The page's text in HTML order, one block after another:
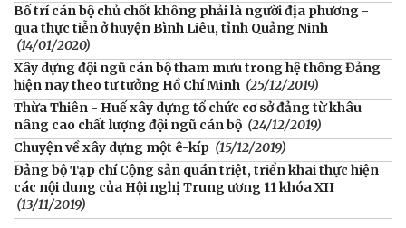
Bố trí cán bộ chủ chốt không phải là người địa phương -
qua thực tiễn ở huyện Bình Liêu, tỉnh Quảng Ninh
(14/01/2020)
Xây dựng đội ngũ cán bộ tham mưu trong hệ thống Đảng
hiện nay theo tư tưởng Hồ Chí Minh (25/12/2019)
Thừa Thiên - Huế xây dựng tổ chức cơ sở đảng từ khâu
nâng cao chất lượng đội ngũ cán bộ (24/12/2019)
Chuyện về xây dựng một ê-kíp (15/12/2019)
Đảng bộ Tạp chí Cộng sản quán triệt, triển khai thực hiện
các nội dung của Hội nghị Trung ương 11 khóa XII
(13/11/2019)